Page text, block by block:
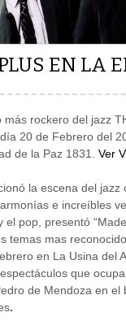
EN LA
rockero del jazz
20 de Febrero del
de la Paz 1831. Ver
la escena del jazz
e increíbles
el pop, presentó
temas mas
en La Usina del
que
de Mendoza en el
.